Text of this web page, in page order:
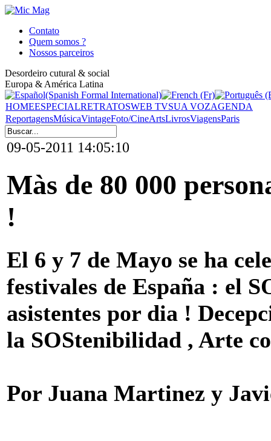
Contato
Quem somos ?
Nossos parceiros
Desordeiro cutural & social
Europa & América Latina
HOMEESPECIALRETRATOSWEB TVSUA VOZAGENDA
ReportagensMúsicaVintageFoto/CineArtsLivrosViagensParis
09-05-2011 14:05:10
Màs de 80 000
!
El 6 y 7 de Mayo se ha
festivales de España : el
asistentes por dia !
la SOStenibilidad , Arte
Por Juana Martinez y